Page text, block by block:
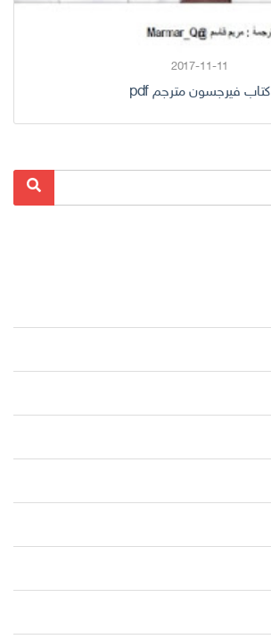
2017-11-11
كتاب فيرجسون مترجم pdf
بحث